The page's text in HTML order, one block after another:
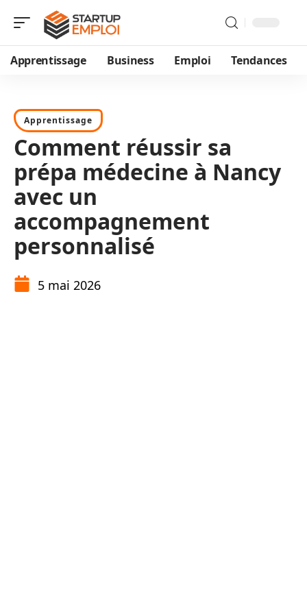
Apprentissage Business Emploi Tendances
Apprentissage
Comment réussir sa
prépa médecine à Nancy
avec un
accompagnement
personnalisé
5 mai 2026